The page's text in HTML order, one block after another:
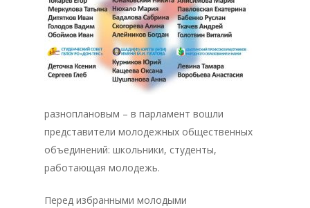
разноплановым – в парламент вошли
представители молодежных общественных
объединений: школьники, студенты,
работающая молодежь.
Перед избранными молодыми